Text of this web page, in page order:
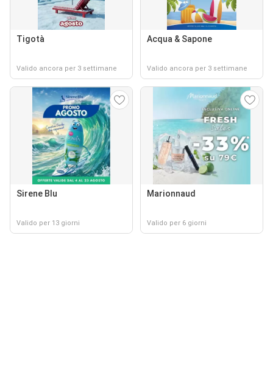
Tigotà
Valido ancora per 3 settimane
Acqua & Sapone
Valido ancora per 3 settimane
Sirene Blu
Valido per 13 giorni
Marionnaud
Valido per 6 giorni